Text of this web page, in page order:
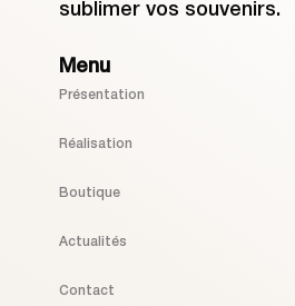
sublimer vos souvenirs.
Menu
Présentation
Réalisation
Boutique
Actualités
Contact